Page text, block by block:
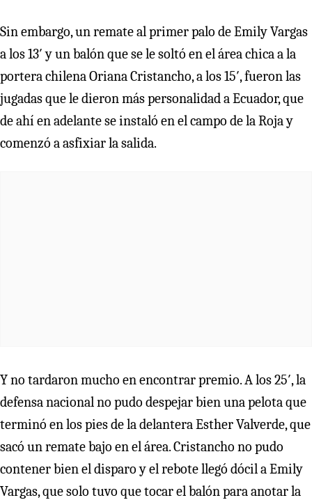
Sin embargo, un remate al primer palo de Emily Vargas
a los 13′ y un balón que se le soltó en el área chica a la
portera chilena Oriana Cristancho, a los 15′, fueron las
jugadas que le dieron más personalidad a Ecuador, que
de ahí en adelante se instaló en el campo de la Roja y
comenzó a asfixiar la salida.
Y no tardaron mucho en encontrar premio. A los 25′, la
defensa nacional no pudo despejar bien una pelota que
terminó en los pies de la delantera Esther Valverde, que
sacó un remate bajo en el área. Cristancho no pudo
contener bien el disparo y el rebote llegó dócil a Emily
Vargas, que solo tuvo que tocar el balón para anotar la